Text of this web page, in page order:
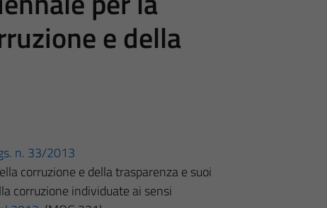
e della
n. 33/2013
corruzione e della trasparenza e suoi
corruzione individuate ai sensi